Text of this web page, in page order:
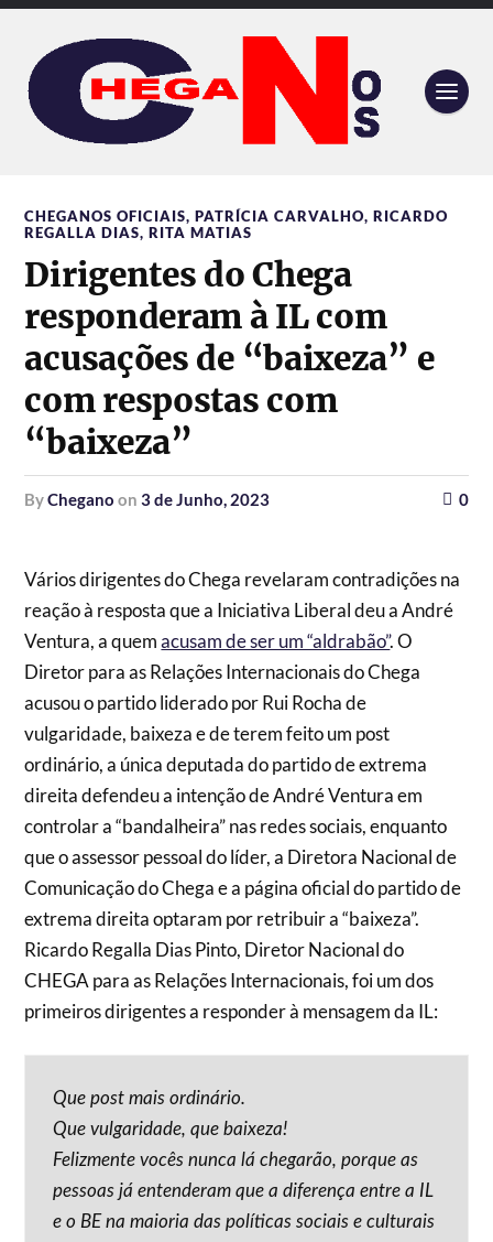
CHEGANOS OFICIAIS,PATRÍCIA CARVALHO,RICARDO
REGALLA DIAS,RITA MATIAS
Dirigentes do Chega
responderam à IL com
acusações de “baixeza” e
com respostas com
“baixeza”
byChegano on3 de Junho, 2023 0
Vários dirigentes do Chega revelaram contradições na
reação à resposta que a Iniciativa Liberal deu a André
Ventura, a quemacusam de ser um “aldrabão”. O
Diretor para as Relações Internacionais do Chega
acusou o partido liderado por Rui Rocha de
vulgaridade, baixeza e de terem feito um post
ordinário, a única deputada do partido de extrema
direita defendeu a intenção de André Ventura em
controlar a “bandalheira” nas redes sociais, enquanto
que o assessor pessoal do líder, a Diretora Nacional de
Comunicação do Chega e a página oficial do partido de
extrema direita optaram por retribuir a “baixeza”.
Ricardo Regalla Dias Pinto, Diretor Nacional do
CHEGA para as Relações Internacionais, foi um dos
primeiros dirigentes a responder à mensagem da IL:
Que post mais ordinário.
Que vulgaridade, que baixeza!
Felizmente vocês nunca lá chegarão, porque as
pessoas já entenderam que a diferença entre a IL
e o BE na maioria das políticas sociais e culturais